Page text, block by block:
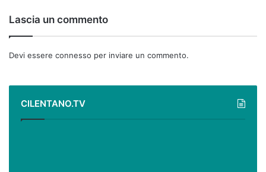
Lascia un commento
Devi essere connesso per inviare un commento.
CILENTANO.TV